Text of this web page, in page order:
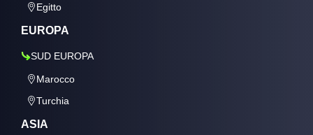
Egitto
EUROPA
SUD EUROPA
Marocco
Turchia
ASIA